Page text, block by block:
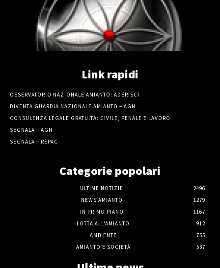
Link rapidi
OSSERVATORIO NAZIONALE AMIANTO: ADERISCI
DIVENTA GUARDIA NAZIONALE AMIANTO – AGN
CONSULENZA LEGALE GRATUITA: CIVILE, PENALE E LAVORO
SEGNALA – AGN
SEGNALA – REPAC
Categorie popolari
ULTIME NOTIZIE
2496
NEWS AMIANTO
1279
IN PRIMO PIANO
1167
LOTTA ALL'AMIANTO
912
AMBIENTE
755
AMIANTO E SOCIETÀ
537